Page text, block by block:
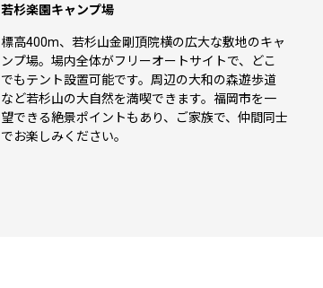
若杉楽園キャンプ場
標高400m、若杉山金剛頂院横の広大な敷地のキャ
ンプ場。場内全体がフリーオートサイトで、どこ
でもテント設置可能です。周辺の大和の森遊歩道
など若杉山の大自然を満喫できます。福岡市を一
望できる絶景ポイントもあり、ご家族で、仲間同士
でお楽しみください。